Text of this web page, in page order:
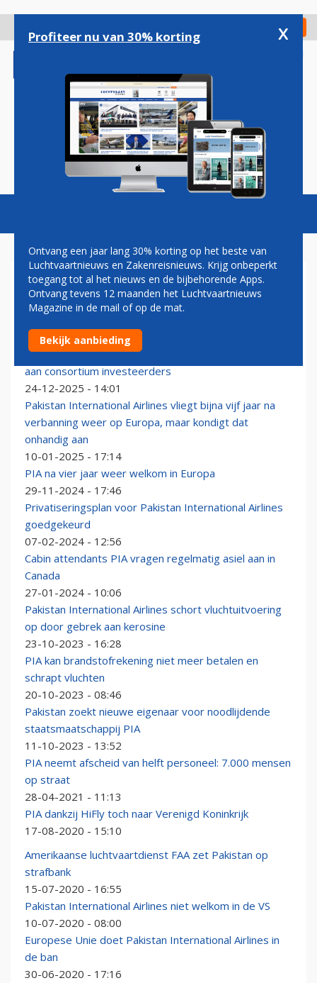
gaan
Check in
Magazine Podcasts Vacatures
PAKISTAN INTERNATIONAL
AIRLINES
Noodlijdend Pakistan International Airlines verkocht
aan consortium investeerders
24-12-2025 - 14:01
Pakistan International Airlines vliegt bijna vijf jaar na
verbanning weer op Europa, maar kondigt dat
onhandig aan
10-01-2025 - 17:14
PIA na vier jaar weer welkom in Europa
29-11-2024 - 17:46
Privatiseringsplan voor Pakistan International Airlines
goedgekeurd
07-02-2024 - 12:56
Cabin attendants PIA vragen regelmatig asiel aan in
Canada
27-01-2024 - 10:06
Pakistan International Airlines schort vluchtuitvoering
op door gebrek aan kerosine
23-10-2023 - 16:28
PIA kan brandstofrekening niet meer betalen en
schrapt vluchten
20-10-2023 - 08:46
Pakistan zoekt nieuwe eigenaar voor noodlijdende
staatsmaatschappij PIA
11-10-2023 - 13:52
PIA neemt afscheid van helft personeel: 7.000 mensen
op straat
28-04-2021 - 11:13
PIA dankzij HiFly toch naar Verenigd Koninkrijk
17-08-2020 - 15:10
Amerikaanse luchtvaartdienst FAA zet Pakistan op
strafbank
15-07-2020 - 16:55
Pakistan International Airlines niet welkom in de VS
10-07-2020 - 08:00
Europese Unie doet Pakistan International Airlines in
de ban
30-06-2020 - 17:16
Profiteer nu van 30% korting x
Ontvang een jaar lang 30% korting op het beste van
Luchtvaartnieuws en Zakenreisnieuws. Krijg onbeperkt
toegang tot al het nieuws en de bijbehorende Apps.
Ontvang tevens 12 maanden het Luchtvaartnieuws
Magazine in de mail of op de mat.
Bekijk aanbieding